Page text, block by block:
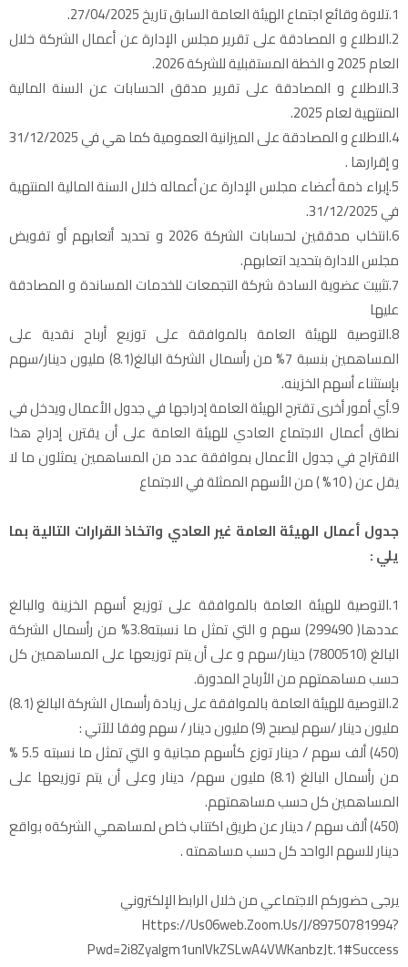
1.تلاوة وقائع اجتماع الهيئة العامة السابق تاريخ 27/04/2025.
2.الاطلاع و المصادقة على تقرير مجلس الإدارة عن أعمال الشركة خلال
العام 2025 و الخطة المستقبلية للشركة 2026.
3.الاطلاع و المصادقة على تقرير مدقق الحسابات عن السنة المالية
المنتهية لعام 2025.
4.الاطلاع و المصادقة على الميزانية العمومية كما هي في 31/12/2025
و إقرارها .
5.إبراء ذمة أعضاء مجلس الإدارة عن أعماله خلال السنة المالية المنتهية
في 31/12/2025.
6.انتخاب مدققين لحسابات الشركة 2026 و تحديد أتعابهم أو تفويض
مجلس الادارة بتحديد اتعابهم.
7.تثبيت عضوية السادة شركة التجمعات للخدمات المساندة و المصادقة
عليها
8.التوصية للهيئة العامة بالموافقة على توزيع أرباح نقدية على
المساهمين بنسبة 7% من رأسمال الشركة البالغ(8.1) مليون دينار/سهم
بإستثناء أسهم الخزينه.
9.أي أمور أخرى تقترح الهيئة العامة إدراجها في جدول الأعمال ويدخل في
نطاق أعمال الاجتماع العادي للهيئة العامة على أن يقترن إدراج هذا
الاقتراح في جدول الأعمال بموافقة عدد من المساهمين يمثلون ما لا
يقل عن ( 10% ) من الأسهم الممثلة في الاجتماع
جدول أعمال الهيئة العامة غير العادي واتخاذ القرارات التالية بما
يلي :
1.التوصية للهيئة العامة بالموافقة على توزيع أسهم الخزينة والبالغ
عددها( 299490) سهم و التي تمثل ما نسبته3.8% من رأسمال الشركة
البالغ (7800510) دينار/سهم و على أن يتم توزيعها على المساهمين كل
حسب مساهمتهم من الأرباح المدورة.
2.التوصية للهيئة العامة بالموافقة على زيادة رأسمال الشركة البالغ (8.1)
مليون دينار /سهم ليصبح (9) مليون دينار / سهم وفقا للآتي :
(450) ألف سهم / دينار توزع كأسهم مجانية و التي تمثل ما نسبته 5.5 %
من رأسمال البالغ (8.1) مليون سهم/ دينار وعلى أن يتم توزيعها على
المساهمين كل حسب مساهمتهم.
(450) ألف سهم / دينار عن طريق اكتتاب خاص لمساهمي الشركةo بواقع
دينار للسهم الواحد كل حسب مساهمته .
يرجى حضوركم الاجتماعي من خلال الرابط الإلكتروني
Https://us06web.zoom.us/j/89750781994?
Pwd=2i8Zyalgm1unlVkZSLwA4VWKanbzJt.1#success